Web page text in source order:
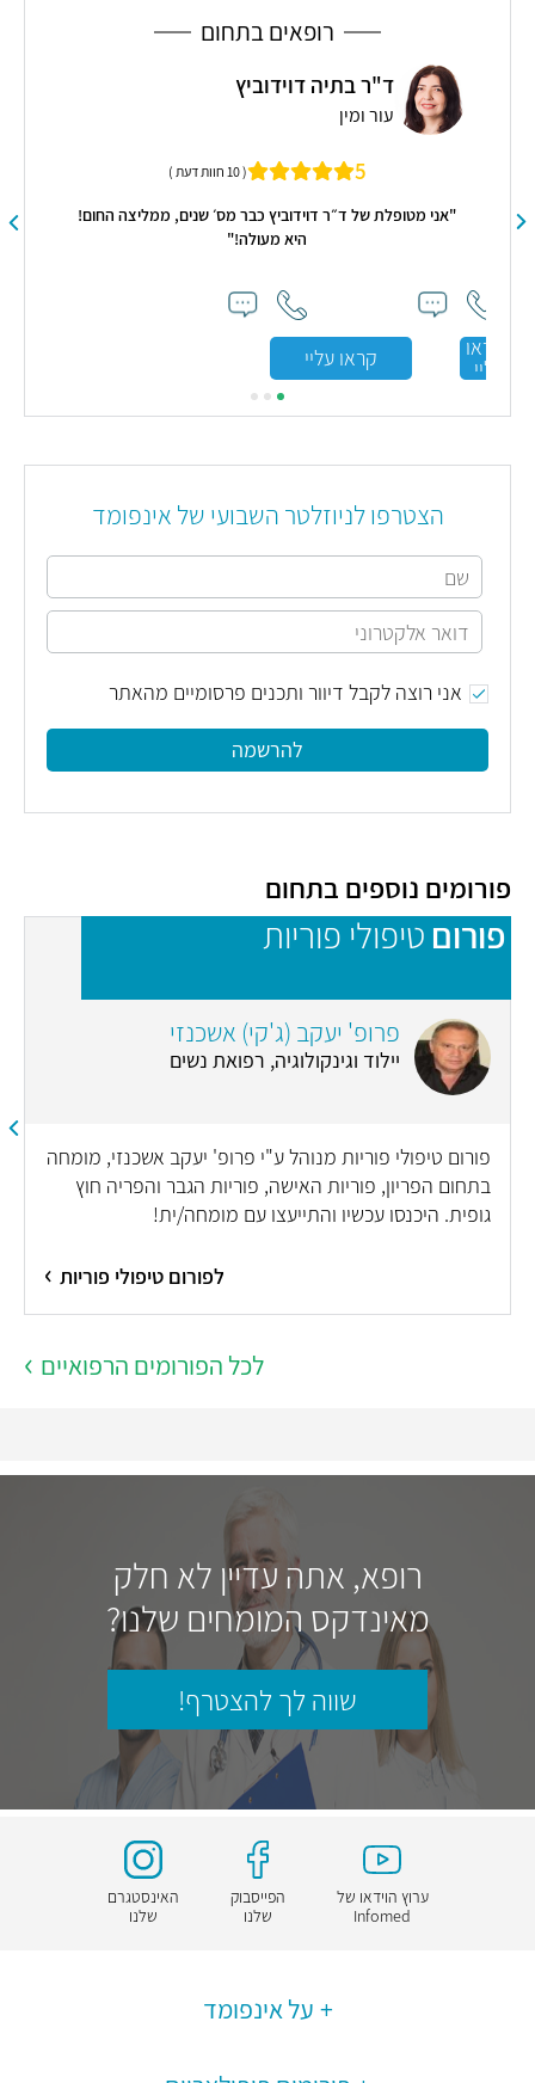
רופאים בתחום
קראו
עליי
ד"ר בתיה דוידוביץ
עור ומין
5 ( 10 חוות דעת )
"אני מטופלת של ד״ר דוידוביץ כבר מס׳ שנים, ממליצה החום!
היא מעולה!"
קראו עליי
הצטרפו לניוזלטר השבועי של אינפומד
אני רוצה לקבל דיוור ותכנים פרסומיים מהאתר
להרשמה
פורומים נוספים בתחום
פורום טיפולי פוריות
פרופ' יעקב (ג'קי) אשכנזי
יילוד וגינקולוגיה, רפואת נשים
פורום טיפולי פוריות מנוהל ע"י פרופ' יעקב אשכנזי, מומחה
בתחום הפריון, פוריות האישה, פוריות הגבר והפריה חוץ
גופית. היכנסו עכשיו והתייעצו עם מומחה/ית!
לפורום טיפולי פוריות
לכל הפורומים הרפואיים
רופא, אתה עדיין לא חלק
מאינדקס המומחים שלנו?
שווה לך להצטרף!
ערוץ הוידאו של
Infomed
הפייסבוק
שלנו
האינסטגרם
שלנו
על אינפומד